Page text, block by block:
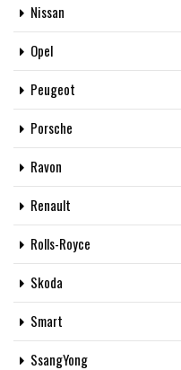
Nissan
Opel
Peugeot
Porsche
Ravon
Renault
Rolls-Royce
Skoda
Smart
SsangYong